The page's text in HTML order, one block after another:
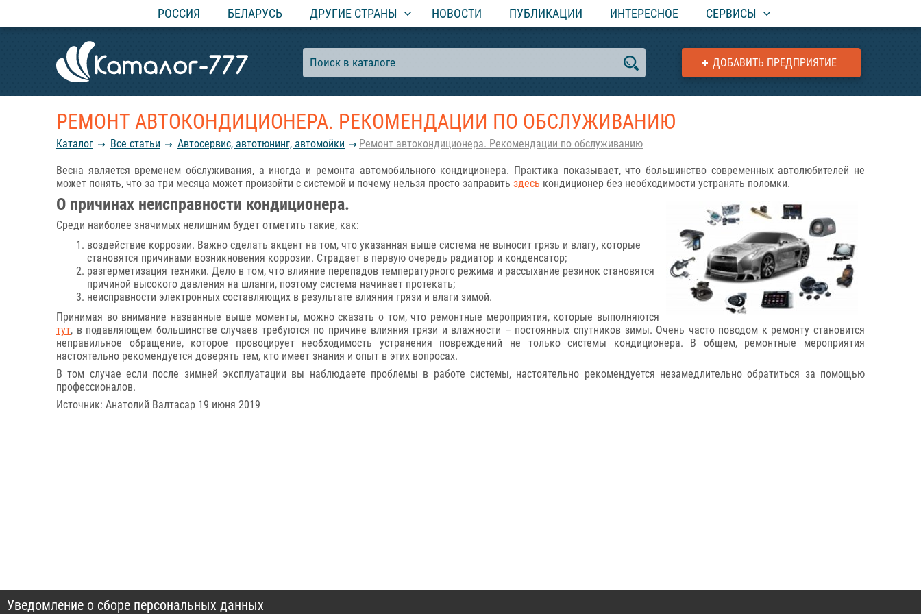
РОССИЯ БЕЛАРУСЬ ДРУГИЕ СТРАНЫ НОВОСТИ ПУБЛИКАЦИИ ИНТЕРЕСНОЕ СЕРВИСЫ
ДОБАВИТЬ ПРЕДПРИЯТИЕ
РЕМОНТ АВТОКОНДИЦИОНЕРА. РЕКОМЕНДАЦИИ ПО ОБСЛУЖИВАНИЮ
Каталог Все статьи Автосервис, автотюнинг, автомойки Ремонт автокондиционера. Рекомендации по обслуживанию
Весна является временем обслуживания, а иногда и ремонта автомобильного кондиционера. Практика показывает, что большинство современных автолюбителей не
может понять, что за три месяца может произойти с системой и почему нельзя просто заправить здесь кондиционер без необходимости устранять поломки.
О причинах неисправности кондиционера.
Среди наиболее значимых нелишним будет отметить такие, как:
воздействие коррозии. Важно сделать акцент на том, что указанная выше система не выносит грязь и влагу, которые
становятся причинами возникновения коррозии. Страдает в первую очередь радиатор и конденсатор;
разгерметизация техники. Дело в том, что влияние перепадов температурного режима и рассыхание резинок становятся
причиной высокого давления на шланги, поэтому система начинает протекать;
неисправности электронных составляющих в результате влияния грязи и влаги зимой.
Принимая во внимание названные выше моменты, можно сказать о том, что ремонтные мероприятия, которые выполняются
тут, в подавляющем большинстве случаев требуются по причине влияния грязи и влажности – постоянных спутников зимы. Очень часто поводом к ремонту становится
неправильное обращение, которое провоцирует необходимость устранения повреждений не только системы кондиционера. В общем, ремонтные мероприятия
настоятельно рекомендуется доверять тем, кто имеет знания и опыт в этих вопросах.
В том случае если после зимней эксплуатации вы наблюдаете проблемы в работе системы, настоятельно рекомендуется незамедлительно обратиться за помощью
профессионалов.
Источник: Анатолий Валтасар 19 июня 2019
Уведомление о сборе персональных данных